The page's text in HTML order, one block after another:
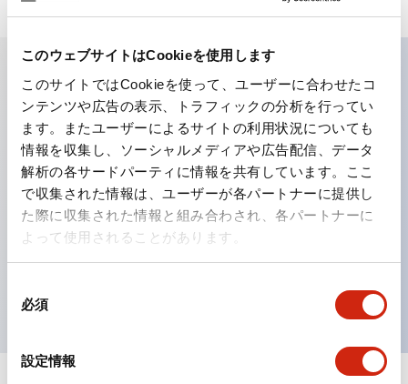
このウェブサイトはCookieを使用します
このサイトではCookieを使って、ユーザーに合わせたコ
ンテンツや広告の表示、トラフィックの分析を行ってい
ます。またユーザーによるサイトの利用状況についても
情報を収集し、ソーシャルメディアや広告配信、データ
解析の各サードパーティに情報を共有しています。ここ
で収集された情報は、ユーザーが各パートナーに提供し
た際に収集された情報と組み合わされ、各パートナーに
よって使用されることがあります。
必須
設定情報
主な特長
工作機械や産業機械を上下左右に頻繁に方向転換させると
きに、迅速・確実かつ自由自在にコントロールすることが
できます。
各方向のレバー動作は用途に合わせて組み合わせ自由
操作レバーをセンタ位置でロックできるインタロック付